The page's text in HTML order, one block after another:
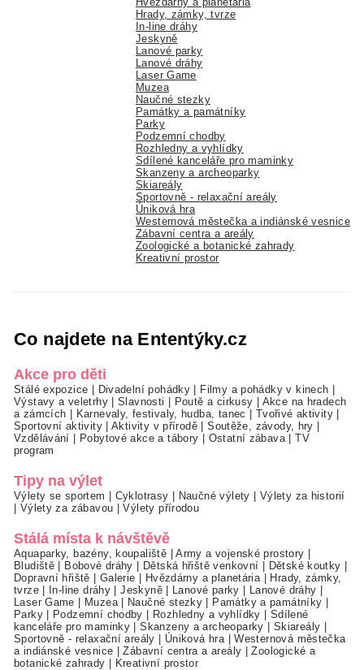
Hrady, zámky, tvrze
In-line dráhy
Jeskyně
Lanové parky
Lanové dráhy
Laser Game
Muzea
Naučné stezky
Památky a památníky
Parky
Podzemní chodby
Rozhledny a vyhlídky
Sdílené kanceláře pro maminky
Skanzeny a archeoparky
Skiareály
Sportovně - relaxační areály
Úniková hra
Westernová městečka a indiánské vesnice
Zábavní centra a areály
Zoologické a botanické zahrady
Kreativní prostor
Co najdete na Ententýky.cz
Akce pro děti
Stálé expozice | Divadelní pohádky | Filmy a pohádky v kinech |
Výstavy a veletrhy|Slavnosti | Poutě a cirkusy | Akce na hradech
a zámcích | Karnevaly, festivaly, hudba, tanec | Tvořivé aktivity |
Sportovní aktivity|Aktivity v přírodě |Soutěže, závody, hry |
Vzdělávání | Pobytové akce a tábory | Ostatní zábava |TV
program
Tipy na výlet
Výlety se sportem | Cyklotrasy | Naučné výlety | Výlety za historií
| Výlety za zábavou |Výlety přírodou
Stálá místa k návštěvě
Aquaparky, bazény, koupaliště |Army a vojenské prostory |
Bludiště | Bobové dráhy | Dětská hřiště venkovní | Dětské koutky |
Dopravní hřiště | Galerie | Hvězdárny a planetária | Hrady, zámky,
tvrze| In-line dráhy |Jeskyně| Lanové parky | Lanové dráhy |
Laser Game | Muzea| Naučné stezky | Památky a památníky |
Parky| Podzemní chodby | Rozhledny a vyhlídky | Sdílené
kanceláře pro maminky |Skanzeny a archeoparky | Skiareály |
Sportovně - relaxační areály | Úniková hra |Westernová městečka
a indiánské vesnice |Zábavní centra a areály |Zoologické a
botanické zahrady | Kreativní prostor